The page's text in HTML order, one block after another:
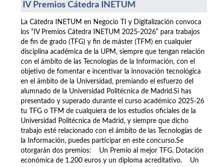
IV Premios Cátedra INETUM
La Cátedra INETUM en Negocio TI y Digitalización convoca
los “IV Premios Cátedra INETUM 2025-2026” para trabajos
de fin de grado (TFG) y fin de máster (TFM) en cualquier
disciplina académica de la UPM, siempre que tengan relación
con el ámbito de las Tecnologías de la Información, con el
objetivo de fomentar e incentivar la innovación tecnológica
en el ámbito de la Universidad, premiando el esfuerzo del
alumnado de la Universidad Politécnica de Madrid.Si has
presentado y superado durante el curso académico 2025-26
tu TFG o TFM de cualquiera de los estudios oficiales de la
Universidad Politécnica de Madrid, y siempre que dicho
trabajo esté relacionado con el ámbito de las Tecnologías de
la Información, puedes participar en este concurso.Se
otorgarán dos premios: Un Premio al mejor TFG. Dotación
económica de 1.200 euros y un diploma acreditativo. Un